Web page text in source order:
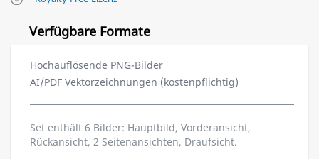
Verfügbare Formate
Hochauflösende PNG-Bilder
AI/PDF Vektorzeichnungen (kostenpflichtig)
Set enthält 6 Bilder: Hauptbild, Vorderansicht,
Rückansicht, 2 Seitenansichten, Draufsicht.